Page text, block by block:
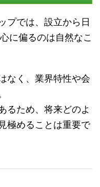
プでは、設立から日
に偏るのは自然なこ
なく、業界特性や会
るため、将来どのよ
極めることは重要で